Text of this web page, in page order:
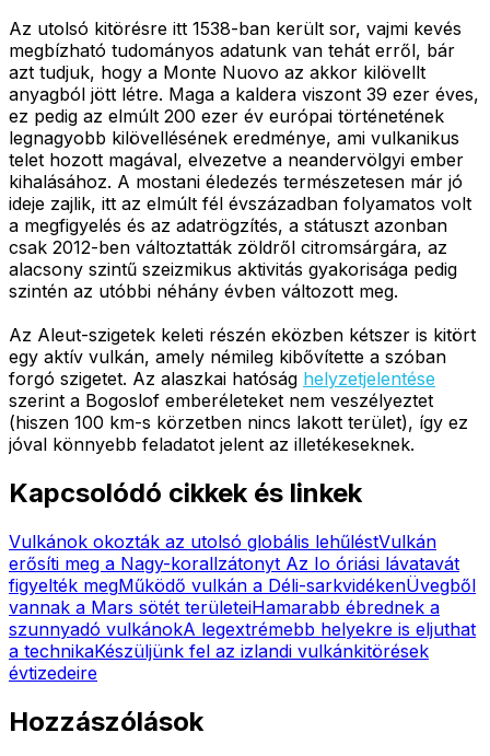
Az utolsó kitörésre itt 1538-ban került sor, vajmi kevés
megbízható tudományos adatunk van tehát erről, bár
azt tudjuk, hogy a Monte Nuovo az akkor kilövellt
anyagból jött létre. Maga a kaldera viszont 39 ezer éves,
ez pedig az elmúlt 200 ezer év európai történetének
legnagyobb kilövellésének eredménye, ami vulkanikus
telet hozott magával, elvezetve a neandervölgyi ember
kihalásához. A mostani éledezés természetesen már jó
ideje zajlik, itt az elmúlt fél évszázadban folyamatos volt
a megfigyelés és az adatrögzítés, a státuszt azonban
csak 2012-ben változtatták zöldről citromsárgára, az
alacsony szintű szeizmikus aktivitás gyakorisága pedig
szintén az utóbbi néhány évben változott meg.
Az Aleut-szigetek keleti részén eközben kétszer is kitört
egy aktív vulkán, amely némileg kibővítette a szóban
forgó szigetet. Az alaszkai hatóság helyzetjelentése
szerint a Bogoslof emberéleteket nem veszélyeztet
(hiszen 100 km-s körzetben nincs lakott terület), így ez
jóval könnyebb feladatot jelent az illetékeseknek.
Kapcsolódó cikkek és linkek
Vulkánok okozták az utolsó globális lehűléstVulkán
erősíti meg a Nagy-korallzátonyt Az Io óriási lávatavát
figyelték megMűködő vulkán a Déli-sarkvidékenÜvegből
vannak a Mars sötét területeiHamarabb ébrednek a
szunnyadó vulkánokA legextrémebb helyekre is eljuthat
a technikaKészüljünk fel az izlandi vulkánkitörések
évtizedeire
Hozzászólások